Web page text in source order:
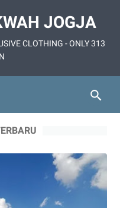
JOGJA
CLOTHING - ONLY 313